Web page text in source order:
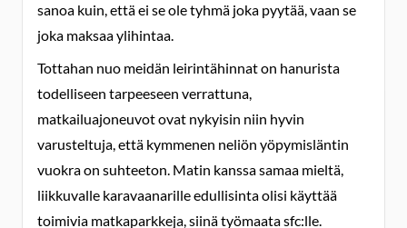
sanoa kuin, että ei se ole tyhmä joka pyytää, vaan se
joka maksaa ylihintaa.
Tottahan nuo meidän leirintähinnat on hanurista
todelliseen tarpeeseen verrattuna,
matkailuajoneuvot ovat nykyisin niin hyvin
varusteltuja, että kymmenen neliön yöpymisläntin
vuokra on suhteeton. Matin kanssa samaa mieltä,
liikkuvalle karavaanarille edullisinta olisi käyttää
toimivia matkaparkkeja, siinä työmaata sfc:lle.